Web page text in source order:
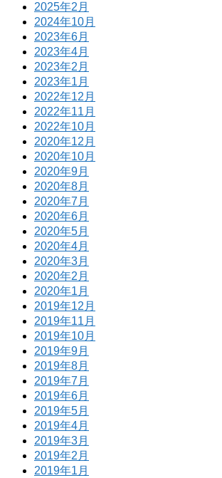
2025年2月
2024年10月
2023年6月
2023年4月
2023年2月
2023年1月
2022年12月
2022年11月
2022年10月
2020年12月
2020年10月
2020年9月
2020年8月
2020年7月
2020年6月
2020年5月
2020年4月
2020年3月
2020年2月
2020年1月
2019年12月
2019年11月
2019年10月
2019年9月
2019年8月
2019年7月
2019年6月
2019年5月
2019年4月
2019年3月
2019年2月
2019年1月